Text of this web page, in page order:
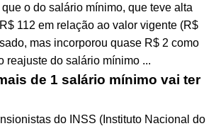
o do salário mínimo, que teve alta
112 em relação ao valor vigente (R$
mas incorporou quase R$ 2 como
reajuste do salário mínimo ...
de 1 salário mínimo vai ter
do INSS (Instituto Nacional do